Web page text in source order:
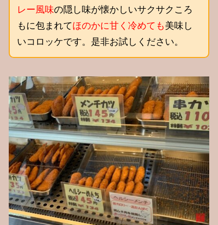
レー風味の隠し味が懐かしいサクサクころ
もに包まれてほのかに甘く冷めても美味し
いコロッケです。是非お試しください。